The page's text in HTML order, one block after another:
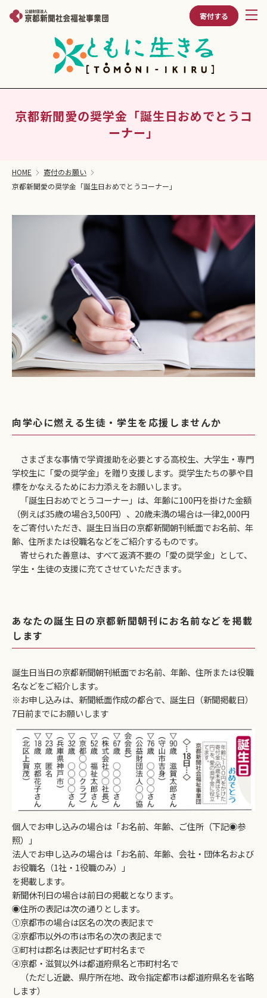
寄付する
京都新聞愛の奨学金「誕生日おめでとうコ
ーナー」
HOME
寄付のお願い
京都新聞愛の奨学金「誕生日おめでとうコーナー」
向学心に燃える生徒・学生を応援しませんか
さまざまな事情で学資援助を必要とする高校生、大学生・専門
学校生に「愛の奨学金」を贈り支援します。奨学生たちの夢や目
標をかなえるためにお力添えをお願いします。
「誕生日おめでとうコーナー」は、年齢に100円を掛けた金額
（例えば35歳の場合3,500円）、20歳未満の場合は一律2,000円
をご寄付いただき、誕生日当日の京都新聞朝刊紙面でお名前、年
齢、住所または役職名などをご紹介するものです。
寄せられた善意は、すべて返済不要の「愛の奨学金」として、
学生・生徒の支援に充てさせていただきます。
あなたの誕生日の京都新聞朝刊にお名前などを掲載
します
誕生日当日の京都新聞朝刊紙面でお名前、年齢、住所または役職
名などをご紹介します。
※お申し込みは、新聞紙面作成の都合で、誕生日（新聞掲載日）
7日前までにお願いします
個人でお申し込みの場合は「お名前、年齢、ご住所（下記◉参
照）」
法人でお申し込みの場合は「お名前、年齢、会社・団体名および
お役職名（1社・1役職のみ）」
を掲載します。
新聞休刊日の場合は前日の掲載となります。
◉住所の表記は次の通りとします。
①京都市の場合は区名の次の表記まで
②京都市以外の市は市名の次の表記まで
③町村は郡名は表記せず町村名まで
④京都・滋賀以外は都道府県名と市町村名で
（ただし近畿、県庁所在地、政令指定都市は都道府県名を省略
します）